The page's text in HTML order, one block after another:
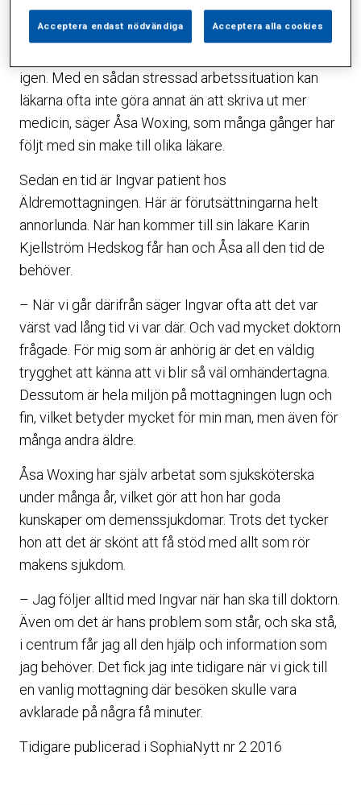
– Min man gick tidigare hos en läkare i stan för att
få hjälp med sina minnesproblem. Tyvärr hann han
igen. Med en sådan stressad arbetssituation kan
läkarna ofta inte göra annat än att skriva ut mer
medicin, säger Åsa Woxing, som många gånger har
följt med sin make till olika läkare.
Sedan en tid är Ingvar patient hos
Äldremottagningen. Här är förutsättningarna helt
annorlunda. När han kommer till sin läkare Karin
Kjellström Hedskog får han och Åsa all den tid de
behöver.
– När vi går därifrån säger Ingvar ofta att det var
värst vad lång tid vi var där. Och vad mycket doktorn
frågade. För mig som är anhörig är det en väldig
trygghet att känna att vi blir så väl omhändertagna.
Dessutom är hela miljön på mottagningen lugn och
fin, vilket betyder mycket för min man, men även för
många andra äldre.
Åsa Woxing har själv arbetat som sjuksköterska
under många år, vilket gör att hon har goda
kunskaper om demenssjukdomar. Trots det tycker
hon att det är skönt att få stöd med allt som rör
makens sjukdom.
– Jag följer alltid med Ingvar när han ska till doktorn.
Även om det är hans problem som står, och ska stå,
i centrum får jag all den hjälp och information som
jag behöver. Det fick jag inte tidigare när vi gick till
en vanlig mottagning där besöken skulle vara
avklarade på några få minuter.
Tidigare publicerad i SophiaNytt nr 2 2016
Acceptera endast nödvändiga Acceptera alla cookies